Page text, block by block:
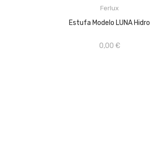
Ferlux
Estufa Modelo LUNA Hidro
0,00 €
AÑADIR AL CARRITO